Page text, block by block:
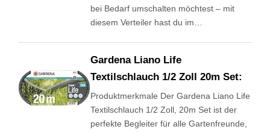
bei Bedarf umschalten möchtest – mit
diesem Verteiler hast du im…
Gardena Liano Life
Textilschlauch 1/2 Zoll 20m Set:
Produktmerkmale Der Gardena Liano Life
Textilschlauch 1/2 Zoll, 20m Set ist der
perfekte Begleiter für alle Gartenfreunde,